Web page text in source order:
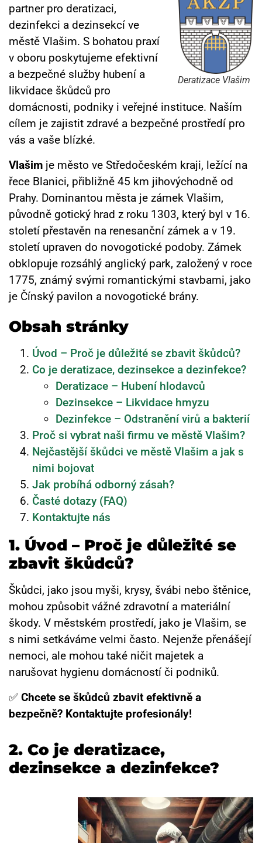
Deratizace Vlašim
partner pro deratizaci,
dezinfekci a dezinsekcí ve
městě Vlašim. S bohatou praxí
v oboru poskytujeme efektivní
a bezpečné služby hubení a
likvidace škůdců pro
domácnosti, podniky i veřejné instituce. Naším
cílem je zajistit zdravé a bezpečné prostředí pro
vás a vaše blízké.
Vlašim je město ve Středočeském kraji, ležící na
řece Blanici, přibližně 45 km jihovýchodně od
Prahy. Dominantou města je zámek Vlašim,
původně gotický hrad z roku 1303, který byl v 16.
století přestavěn na renesanční zámek a v 19.
století upraven do novogotické podoby. Zámek
obklopuje rozsáhlý anglický park, založený v roce
1775, známý svými romantickými stavbami, jako
je Čínský pavilon a novogotické brány.
Obsah stránky
Úvod – Proč je důležité se zbavit škůdců?
Co je deratizace, dezinsekce a dezinfekce?
Deratizace – Hubení hlodavců
Dezinsekce – Likvidace hmyzu
Dezinfekce – Odstranění virů a bakterií
Proč si vybrat naši firmu ve městě Vlašim?
Nejčastější škůdci ve městě Vlašim a jak s
nimi bojovat
Jak probíhá odborný zásah?
Časté dotazy (FAQ)
Kontaktujte nás
1. Úvod – Proč je důležité se
zbavit škůdců?
Škůdci, jako jsou myši, krysy, švábi nebo štěnice,
mohou způsobit vážné zdravotní a materiální
škody. V městském prostředí, jako je Vlašim, se
s nimi setkáváme velmi často. Nejenže přenášejí
nemoci, ale mohou také ničit majetek a
narušovat hygienu domácností či podniků.
✅ Chcete se škůdců zbavit efektivně a
bezpečně? Kontaktujte profesionály!
2. Co je deratizace,
dezinsekce a dezinfekce?